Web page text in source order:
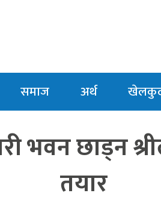
समाज अर्थ
भवन छाड्न
तयार